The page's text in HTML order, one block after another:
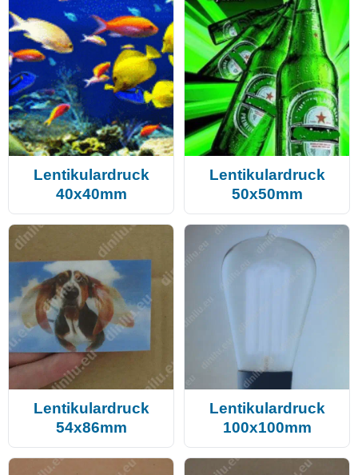
Lentikulardruck
40x40mm
Lentikulardruck
50x50mm
Lentikulardruck
54x86mm
Lentikulardruck
100x100mm